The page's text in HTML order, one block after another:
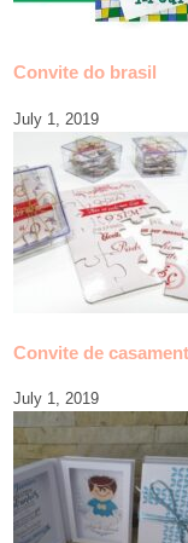
Convite do brasil
July 1, 2019
Convite de
July 1, 2019